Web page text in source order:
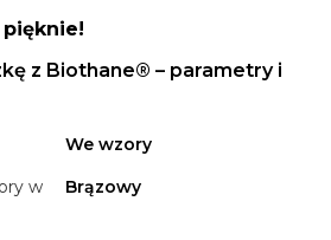
z Biothane® – parametry i
We wzory
w
Brązowy